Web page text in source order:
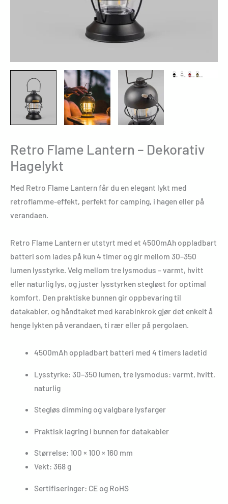
Retro Flame Lantern – Dekorativ
Hagelykt
Med Retro Flame Lantern får du en elegant lykt med
retroflamme-effekt, perfekt for camping, i hagen eller på
verandaen.
Retro Flame Lantern er utstyrt med et 4500mAh oppladbart
batteri som lades på kun 4 timer og gir mellom 30–350
lumen lysstyrke. Velg mellom tre lysmodus – varmt, hvitt
eller naturlig lys, og juster lysstyrken stegløst for optimal
komfort. Den praktiske bunnen gir oppbevaring til
datakabler, og håndtaket med karabinkrok gjør det enkelt å
henge lykten på verandaen, ti rær eller på pergolaen.
4500mAh oppladbart batteri med 4 timers ladetid
Lysstyrke: 30–350 lumen, tre lysmodus: varmt, hvitt,
naturlig
Stegløs dimming og valgbare lysfarger
Praktisk lagring i bunnen for datakabler
Størrelse: 100 × 100 × 160 mm
Vekt: 368 g
Sertifiseringer: CE og RoHS